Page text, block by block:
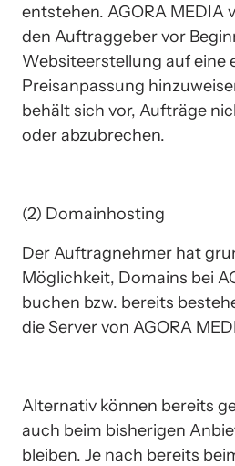
entstehen. AGORA MEDIA
den Auftraggeber vor
Websiteerstellung auf eine
Preisanpassung
behält sich vor, Aufträge
oder abzubrechen.
(2) Domainhosting
Der Auftragnehmer hat
Möglichkeit, Domains bei
buchen bzw. bereits
die Server von AGORA
Alternativ können bereits
auch beim bisherigen
bleiben. Je nach bereits